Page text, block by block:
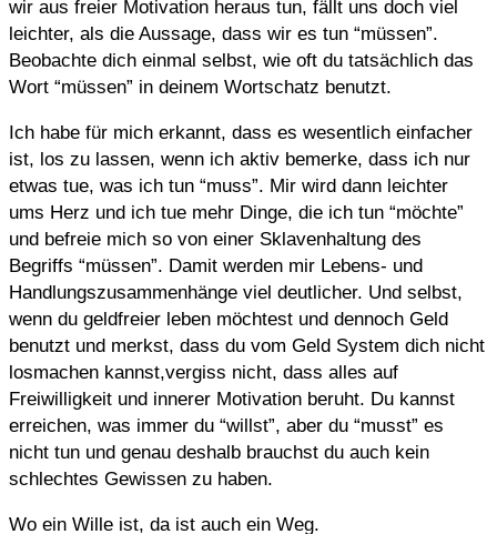
wir aus freier Motivation heraus tun, fällt uns doch viel
leichter, als die Aussage, dass wir es tun “müssen”.
Beobachte dich einmal selbst, wie oft du tatsächlich das
Wort “müssen” in deinem Wortschatz benutzt.
Ich habe für mich erkannt, dass es wesentlich einfacher
ist, los zu lassen, wenn ich aktiv bemerke, dass ich nur
etwas tue, was ich tun “muss”. Mir wird dann leichter
ums Herz und ich tue mehr Dinge, die ich tun “möchte”
und befreie mich so von einer Sklavenhaltung des
Begriffs “müssen”. Damit werden mir Lebens- und
Handlungszusammenhänge viel deutlicher. Und selbst,
wenn du geldfreier leben möchtest und dennoch Geld
benutzt und merkst, dass du vom Geld System dich nicht
losmachen kannst,vergiss nicht, dass alles auf
Freiwilligkeit und innerer Motivation beruht. Du kannst
erreichen, was immer du “willst”, aber du “musst” es
nicht tun und genau deshalb brauchst du auch kein
schlechtes Gewissen zu haben.
Wo ein Wille ist, da ist auch ein Weg.